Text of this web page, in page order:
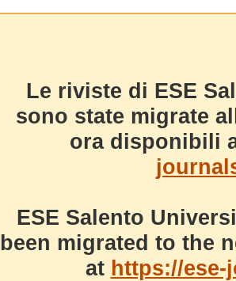
Le riviste di ESE
sono state migrate
ora disponibili
ESE Salento
been migrated to the
at https://